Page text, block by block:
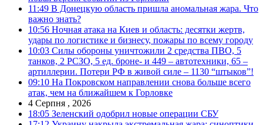
11:49 В Донецкую область пришла аномальная жара. Что
важно знать?
10:56 Ночная атака на Киев и область: десятки жертв,
удары по логистике и бизнесу, пожары по всему городу
10:03 Силы обороны уничтожили 2 средства ПВО, 5
танков, 2 РСЗО, 5 ед. броне- и 449 – автотехники, 65 –
артиллерии. Потери РФ в живой силе – 1130 “штыков”!
09:10 На Покровском направлении снова больше всего
атак, чем на ближайшем к Горловке
4 Серпня , 2026
18:05 Зеленский одобрил новые операции СБУ